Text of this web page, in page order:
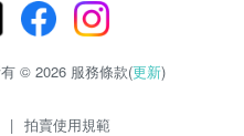
© 2026 服務條款(更新)
| 拍賣使用規範